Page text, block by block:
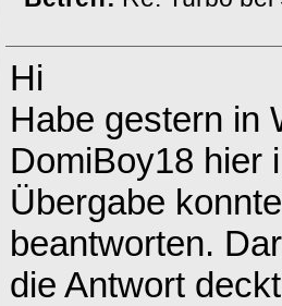
Hi
Habe gestern in
DomiBoy18 hier
Übergabe
beantworten.
die Antwort